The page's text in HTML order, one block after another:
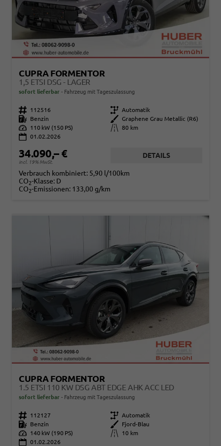
CUPRA FORMENTOR
1,5 ETSI DSG - LAGER
sofort lieferbar Fahrzeug mit Tageszulassung
Fahrzeugnr. 112516 Getriebe Automatik
Kraftstoff
Benzin Außenfarbe
Graphene Grau Metallic (R6)
Leistung
110 kW (150 PS) Kilometerstand
80 km
01.02.2026
34.090,– €
incl. 19% MwSt.
DETAILS
Verbrauch kombiniert: 5,90 l/100km
CO2-Klasse: D
CO2-Emissionen: 133,00 g/km
CUPRA FORMENTOR
1.5 ETSI 110 KW DSG ABT EDGE AHK ACC LED
sofort lieferbar Fahrzeug mit Tageszulassung
Fahrzeugnr. 112127 Getriebe Automatik
Kraftstoff
Benzin Außenfarbe
Fjord-Blau
Leistung
140 kW (190 PS) Kilometerstand
10 km
01.02.2026